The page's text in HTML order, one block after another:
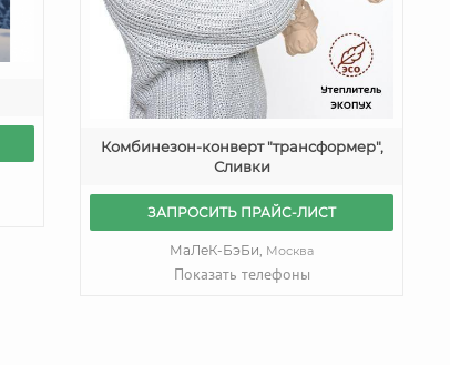
Комбинезон-конверт "трансформер",
Сливки
ЗАПРОСИТЬ ПРАЙС-ЛИСТ
МаЛеК-БэБи, Москва
Показать телефоны